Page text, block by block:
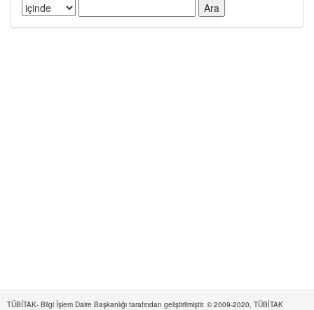
TÜBİTAK- Bilgi İşlem Daire Başkanlığı tarafından geliştirilmiştir. © 2009-2020, TÜBİTAK